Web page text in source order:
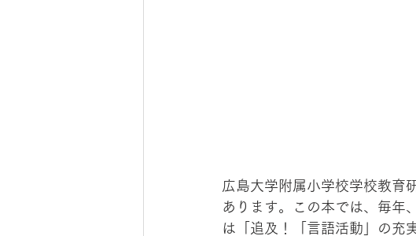
広島大学附属小学校学校教育
あります。この本では、毎年
は「追及！「言語活動」の充